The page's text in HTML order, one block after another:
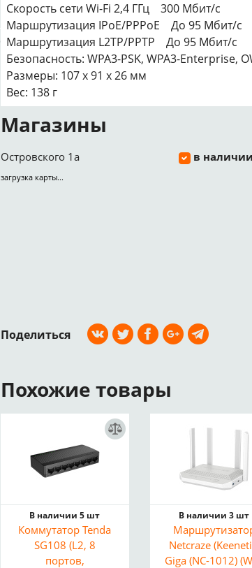
Скорость сети Wi-Fi 2,4 ГГц 300 Мбит/с
Маршрутизация IPoE/PPPoE До 95 Мбит/с
Маршрутизация L2TP/PPTP До 95 Мбит/с
Безопасность: WPA3-PSK, WPA3-Enterprise,
Размеры: 107 x 91 x 26 мм
Вес: 138 г
Магазины
Островского 1а в
загрузка карты...
Поделиться
Похожие товары
В наличии 5 шт
Коммутатор Tenda
SG108 (L2, 8
портов,
В наличии 3 шт
Netcraze
Giga (NC-1012)